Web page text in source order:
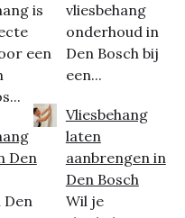
is
een
Den
Den
vliesbehang
onderhoud in
Den Bosch bij
een...
Vliesbehang
laten
aanbrengen in
Den Bosch
Wil je